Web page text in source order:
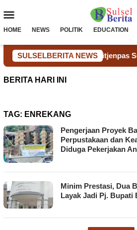
ke
Mobile
HOME NEWS POLITIK EDUCATION
SULSELBERITA NEWS
Audiensi Kakanwil Ditjenpas Sulsel
BERITA HARI INI
TAG: ENREKANG
Pengerjaan Proyek
Perpustakaan dan
Diduga Pekerjakan
Minim Prestasi, Dua
Layak Jadi Pj. Bupati